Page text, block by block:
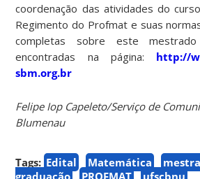
coordenação das atividades do
Regimento do Profmat e suas
completas sobre este
encontradas na página: http://
sbm.org.br
Felipe Iop Capeleto/Serviço de
Blumenau
Tags: Edital Matemática
graduação
PROFMAT ufscbnu